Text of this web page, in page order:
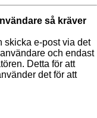
så kräver
skicka e-post via det
och endast
Detta för att
det för att